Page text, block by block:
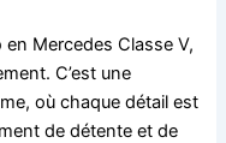
Mercedes Classe V,
C’est une
où chaque détail est
de détente et de